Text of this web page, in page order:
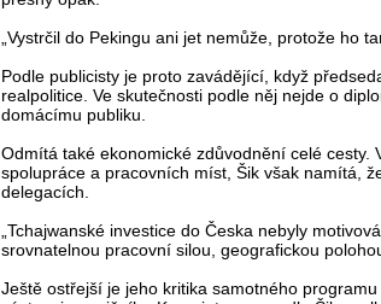
„Vystrčil do Pekingu ani jet nemůže, protože ho
Podle publicisty je proto zavádějící, když
realpolitice. Ve skutečnosti podle něj nejde o
domácímu publiku.
Odmítá také ekonomické zdůvodnění celé cesty.
spolupráce a pracovních míst, Šik však namítá,
delegacích.
„Tchajwanské investice do Česka nebyly
srovnatelnou pracovní silou, geografickou
Ještě ostřejší je jeho kritika samotného